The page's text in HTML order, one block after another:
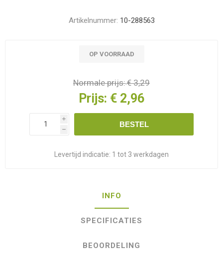
Artikelnummer: 10-288563
OP VOORRAAD
Normale prijs:€ 3,29
Prijs: € 2,96
i
h
BESTEL
Levertijd indicatie: 1 tot 3 werkdagen
INFO
SPECIFICATIES
BEOORDELING